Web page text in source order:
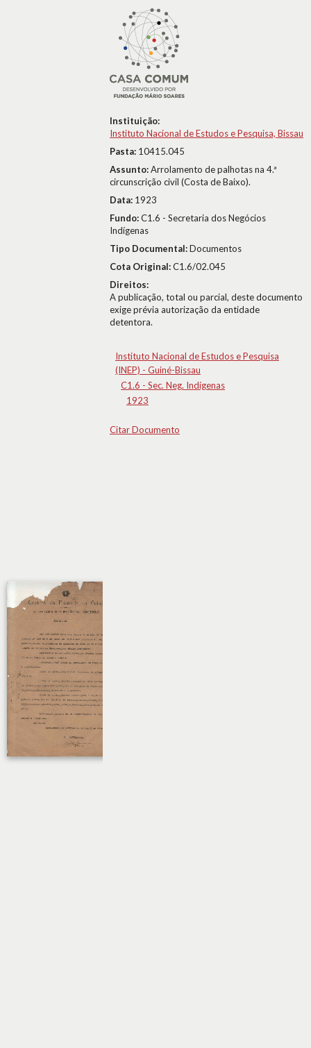
Instituição:
Instituto Nacional de Estudos e Pesquisa, Bissau
Pasta: 10415.045
Assunto:Arrolamento de palhotas na 4.ª
circunscrição civil (Costa de Baixo).
Data: 1923
Fundo:C1.6 - Secretaria dos Negócios
Indígenas
Tipo Documental:Documentos
Cota Original:C1.6/02.045
Direitos:
A publicação, total ou parcial, deste documento
exige prévia autorização da entidade
detentora.
Instituto Nacional de Estudos e Pesquisa
(INEP) - Guiné-Bissau
C1.6 - Sec. Neg. Indígenas
1923
Citar Documento